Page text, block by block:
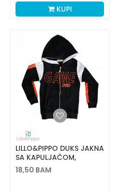
KUPI
LILLO&PIPPO DUKS JAKNA
SA KAPULJAČOM,
DJEČACI
18,50 BAM